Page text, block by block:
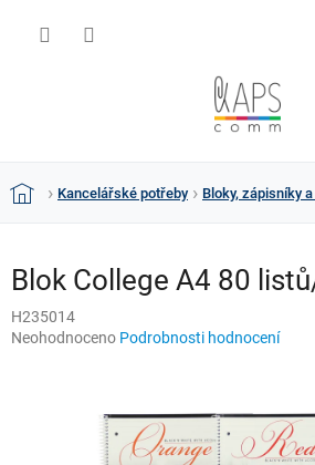
DomůKancelářské potřeby Bloky, zápisníky
Blok College A4 80
H235014
Průměrné
Neohodnoceno Podrobnosti hodnocení